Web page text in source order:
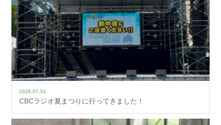
2026.07.31
CBCラジオ夏まつりに行ってきました！